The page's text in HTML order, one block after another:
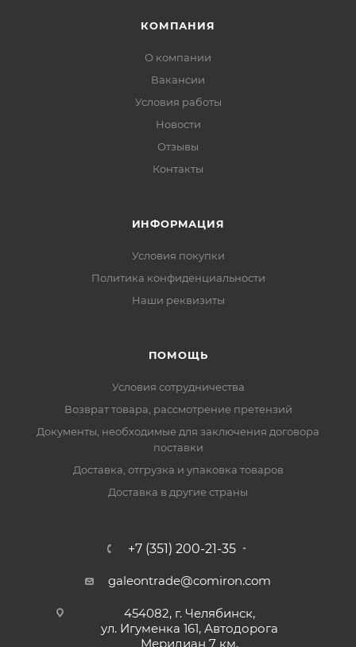
КОМПАНИЯ
О компании
Вакансии
Условия работы
Новости
Отзывы
Контакты
ИНФОРМАЦИЯ
Условия покупки
Политика конфиденциальности
Наши реквизиты
ПОМОЩЬ
Условия сотрудничества
Возврат товара, рассмотрение претензий
Документы, необходимые для заключения договора
поставки
Доставка, отгрузка и упаковка товаров
Доставка в другие страны
+7 (351) 200-21-35
galeontrade@comiron.com
454082, г. Челябинск,
ул. Игуменка 161, Автодорога
Меридиан 7 км,